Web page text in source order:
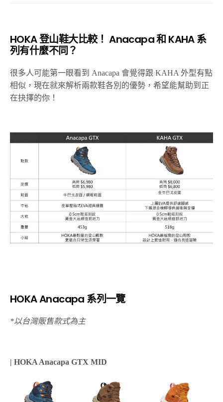
HOKA 登山鞋大比較！ Anacapa 和 KAHA 系
列有什麼不同？
很多人可能第一眼看到 Anacapa 會覺得跟 KAHA 外型有點
相似，現在就來解析兩款鞋各別的優勢，希望能幫助到正
在抉擇的你！
HOKA Anacapa 系列一覽
*以台灣販售款式為主
| HOKA Anacapa GTX MID